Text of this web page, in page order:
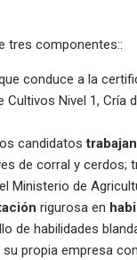
tres componentes::
conduce a la
Cultivos Nivel 1, Cría
candidatos
de corral y cerdos;
Ministerio de
rigurosa en
de habilidades
propia empresa